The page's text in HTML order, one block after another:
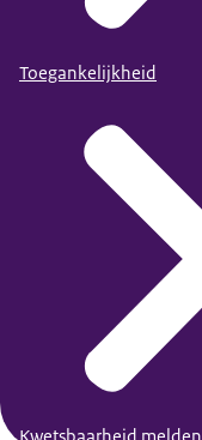
Toegankelijkheid